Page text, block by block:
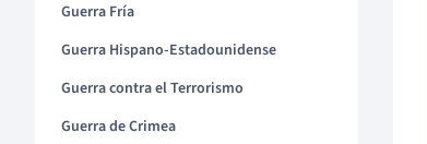
Guerra Fría
Guerra Hispano-Estadounidense
Guerra contra el Terrorismo
Guerra de Crimea